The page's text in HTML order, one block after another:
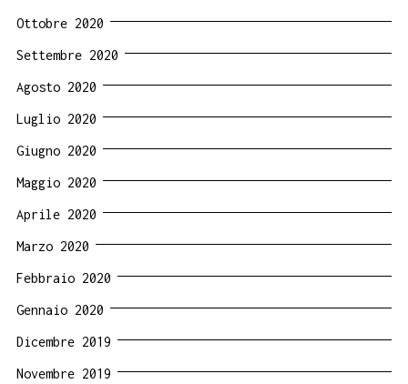
Ottobre 2020
Settembre 2020
Agosto 2020
Luglio 2020
Giugno 2020
Maggio 2020
Aprile 2020
Marzo 2020
Febbraio 2020
Gennaio 2020
Dicembre 2019
Novembre 2019